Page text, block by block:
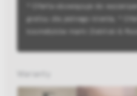
* Oferta obowiązuje do
gratisu dla jednego klienta; *
kosmetyków marki Zieliński &
Warianty